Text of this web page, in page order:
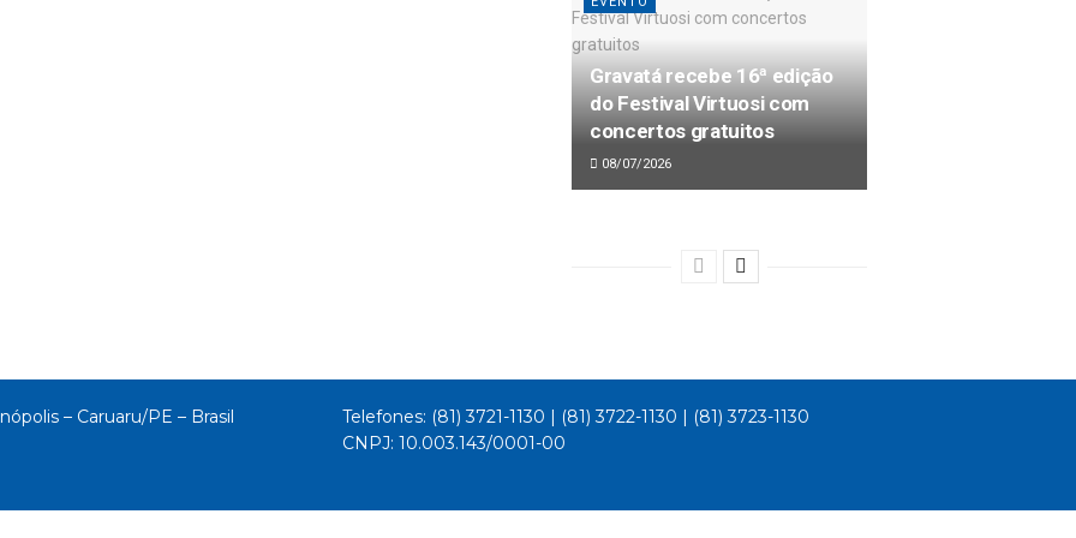
Gravatá recebe 16ª edição
do Festival Virtuosi com
concertos gratuitos
08/07/2026
– Caruaru/PE – Brasil
Telefones: (81) 3721-1130 | (81) 3722-1130 | (81) 3723-1130
CNPJ: 10.003.143/0001-00